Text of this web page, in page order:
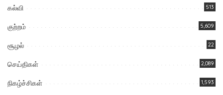
கல்வி 513
குற்றம் 5,609
சூழல் 22
செய்திகள் 2,089
நிகழ்ச்சிகள் 1,593